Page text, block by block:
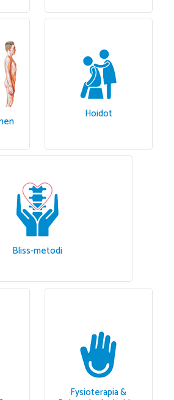
Hoidot
Bliss-metodi
Fysioterapia &